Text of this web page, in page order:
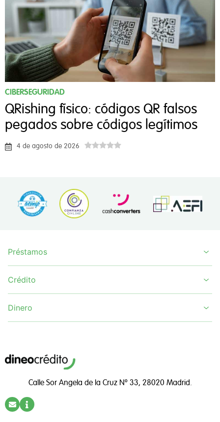
CIBERSEGURIDAD
QRishing físico: códigos QR falsos
pegados sobre códigos legítimos
4 de agosto de 2026
Préstamos
Crédito
Dinero
Calle Sor Angela de la Cruz Nº 33, 28020 Madrid.